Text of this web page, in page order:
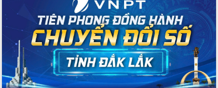
Bệnh án điện tử thúc đẩy chuyển đổi
số y tế tại Đắk Lắk
Chuyển đổi số thư viện: Mở rộng
không gian tri thức trong thời đại số
Đánh giá, rút kinh nghiệm công tác tổ
chức diễn tập trước ngày bầu cử
Chương trình “Gặp gỡ hữu nghị –
Friendship Meeting New Year 2026”